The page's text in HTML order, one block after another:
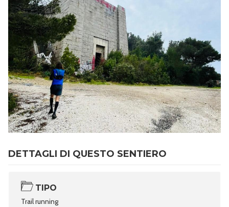
DETTAGLI DI QUESTO SENTIERO
TIPO
Trail running